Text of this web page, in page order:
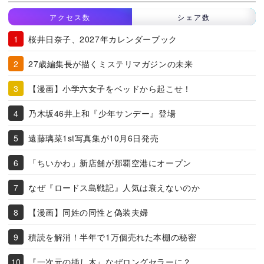
アクセス数 シェア数
桜井日奈子、2027年カレンダーブック
27歳編集長が描くミステリマガジンの未来
【漫画】小学六女子をベッドから起こせ！
乃木坂46井上和『少年サンデー』登場
遠藤璃菜1st写真集が10月6日発売
「ちいかわ」新店舗が那覇空港にオープン
なぜ『ロードス島戦記』人気は衰えないのか
【漫画】同姓の同性と偽装夫婦
積読を解消！半年で1万個売れた本棚の秘密
『一次元の挿し木』なぜロングセラーに？